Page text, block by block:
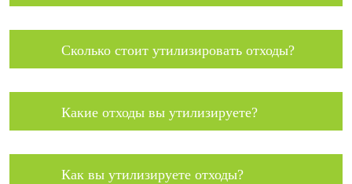
Сколько стоит утилизировать отходы?
Какие отходы вы утилизируете?
Как вы утилизируете отходы?